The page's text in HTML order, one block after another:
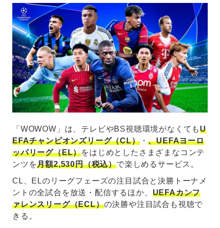
「WOWOW」は、テレビやBS視聴環境がなくてもU
EFAチャンピオンズリーグ（CL）・、UEFAヨーロ
ッパリーグ（EL）をはじめとしたさまざまなコンテ
ンツを月額2,530円（税込）で楽しめるサービス。
CL、ELのリーグフェーズの注目試合と決勝トーナメ
ントの全試合を放送・配信するほか、 UEFAカンフ
ァレンスリーグ（ECL）の決勝や注目試合も視聴で
きる。